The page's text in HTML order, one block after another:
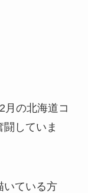
月の北海道コ
していま
いている方